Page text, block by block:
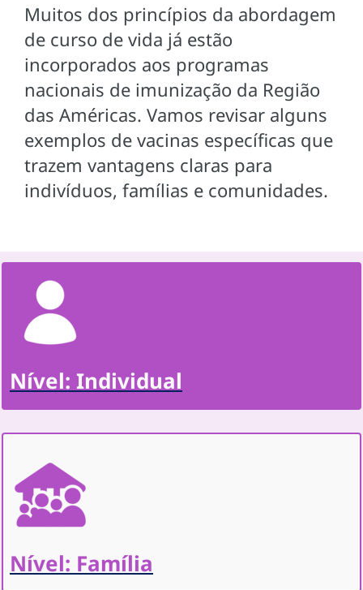
Muitos dos princípios da abordagem
de curso de vida já estão
incorporados aos programas
nacionais de imunização da Região
das Américas. Vamos revisar alguns
exemplos de vacinas específicas que
trazem vantagens claras para
indivíduos, famílias e comunidades.
Nível: Individual
Nível: Família